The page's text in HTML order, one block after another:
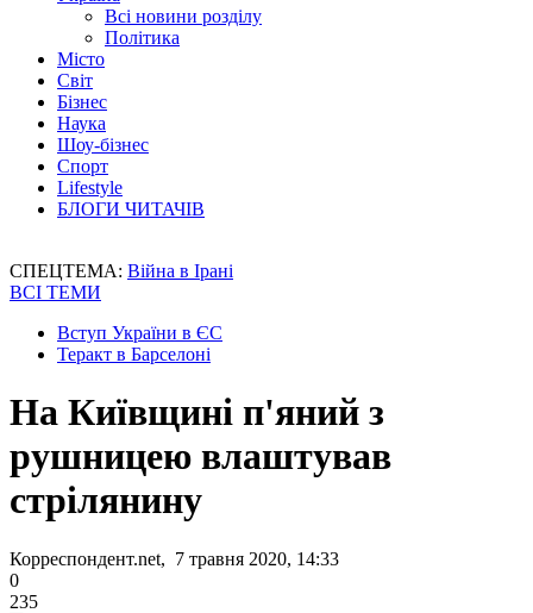
Всі новини розділу
Політика
Місто
Світ
Бізнес
Наука
Шоу-бізнес
Спорт
Lifestyle
БЛОГИ ЧИТАЧІВ
СПЕЦТЕМА: Війна в Ірані
ВСІ ТЕМИ
Вступ України в ЄС
Теракт в Барселоні
На Київщині п'яний з
рушницею влаштував
стрілянину
Корреспондент.net, 7 травня 2020, 14:33
0
235